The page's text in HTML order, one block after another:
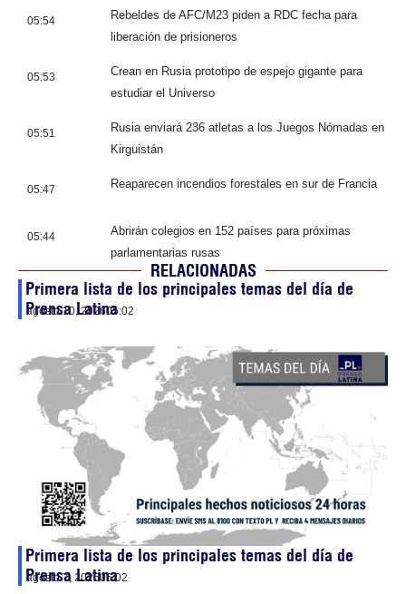
05:54
Rebeldes de AFC/M23 piden a RDC fecha para
liberación de prisioneros
05:53
Crean en Rusia prototipo de espejo gigante para
estudiar el Universo
05:51
Rusia enviará 236 atletas a los Juegos Nómadas en
Kirguistán
05:47 Reaparecen incendios forestales en sur de Francia
05:44
Abrirán colegios en 152 países para próximas
parlamentarias rusas
RELACIONADAS
Primera lista de los principales temas del día de
Prensa Latina
agosto 10, 202605:02
Primera lista de los principales temas del día de
Prensa Latina
agosto 7, 202605:02